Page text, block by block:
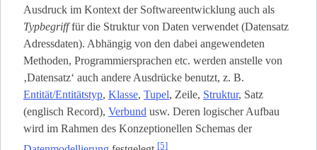
Ausdruck im Kontext der Softwareentwicklung auch als
Typbegrifffür die Struktur von Daten verwendet (Datensatz
Adressdaten). Abhängig von den dabei angewendeten
Methoden, Programmiersprachen etc. werden anstelle von
‚Datensatz‘ auch andere Ausdrücke benutzt, z. B.
Entität/Entitätstyp, Klasse, Tupel, Zeile, Struktur, Satz
(englisch Record), Verbund usw. Deren logischer Aufbau
wird im Rahmen des Konzeptionellen Schemas der
[5]